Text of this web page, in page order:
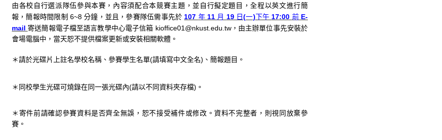
由各校自行選派隊伍參與本賽，內容須配合本競賽主題，並自行擬定題目，全程以英文進行簡
報，簡報時間限制 6~8分鐘，並且，參賽隊伍需事先於 107 年 11 月 19 日(一)下午 17:00 前 E-
mail寄送簡報電子檔至語言教學中心電子信箱 kioffice01@nkust.edu.tw，由主辦單位事先安裝於
會場電腦中，當天恕不提供檔案更新或安裝相關軟體。
＊請於光碟片上註名學校名稱、參賽學生名單(請填寫中文全名) 、簡報題目。
＊同校學生光碟可燒錄在同一張光碟內(請以不同資料夾存檔) 。
＊寄件前請確認參賽資料是否齊全無誤，恕不接受補件或修改。資料不完整者，則視同放棄參
賽。